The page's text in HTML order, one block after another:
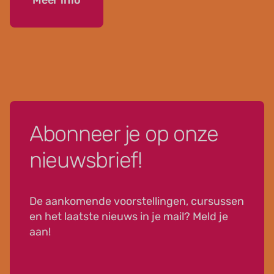
Abonneer je op onze
nieuwsbrief!
De aankomende voorstellingen, cursussen
en het laatste nieuws in je mail? Meld je
aan!